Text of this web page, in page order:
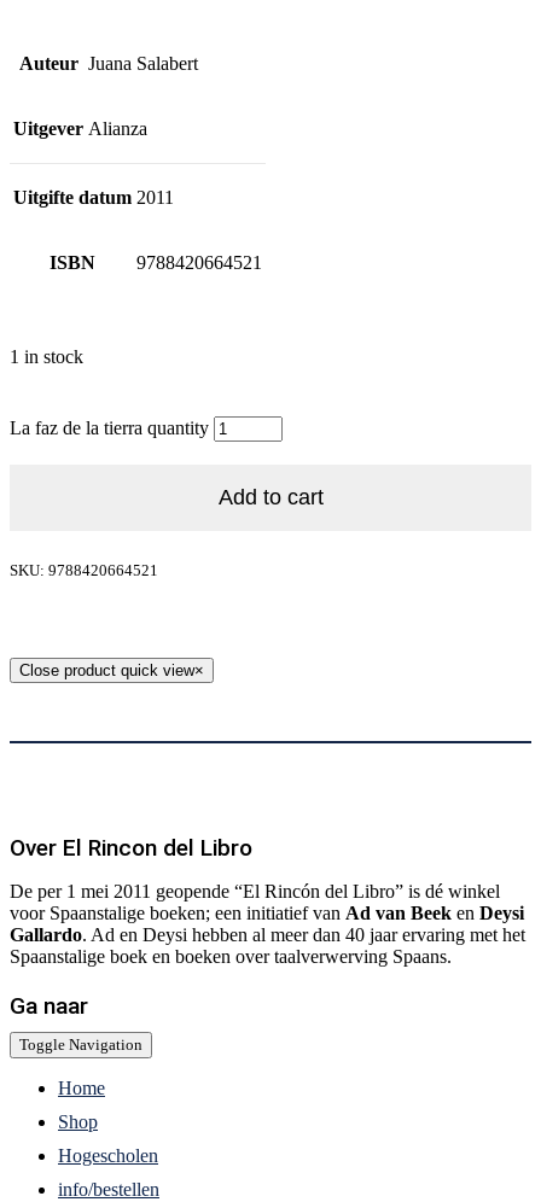
Auteur Juana Salabert
Uitgever Alianza
Uitgifte datum 2011
ISBN 9788420664521
1 in stock
La faz de la tierra quantity
Add to cart
SKU: 9788420664521
Close product quick view×
Over El Rincon del Libro
De per 1 mei 2011 geopende “El Rincón del Libro” is dé winkel
voor Spaanstalige boeken; een initiatief van Ad van Beek en Deysi
Gallardo. Ad en Deysi hebben al meer dan 40 jaar ervaring met het
Spaanstalige boek en boeken over taalverwerving Spaans.
Ga naar
Toggle Navigation
Home
Shop
Hogescholen
info/bestellen